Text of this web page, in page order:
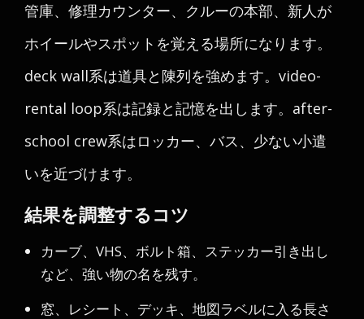
管庫、修理カウンター、クルーの本部、新人が
ホイールやスポットを覚える場所になります。
deck wall系は道具と陳列を強めます。video-
rental loop系は記録と記憶を出します。after-
school crew系はロッカー、バス、少ない小遣
いを近づけます。
結果を調整するコツ
カーブ、VHS、ボルト箱、ステッカー引き出し
など、強い物の名を残す。
窓、レシート、デッキ、地図ラベルに入る長さ